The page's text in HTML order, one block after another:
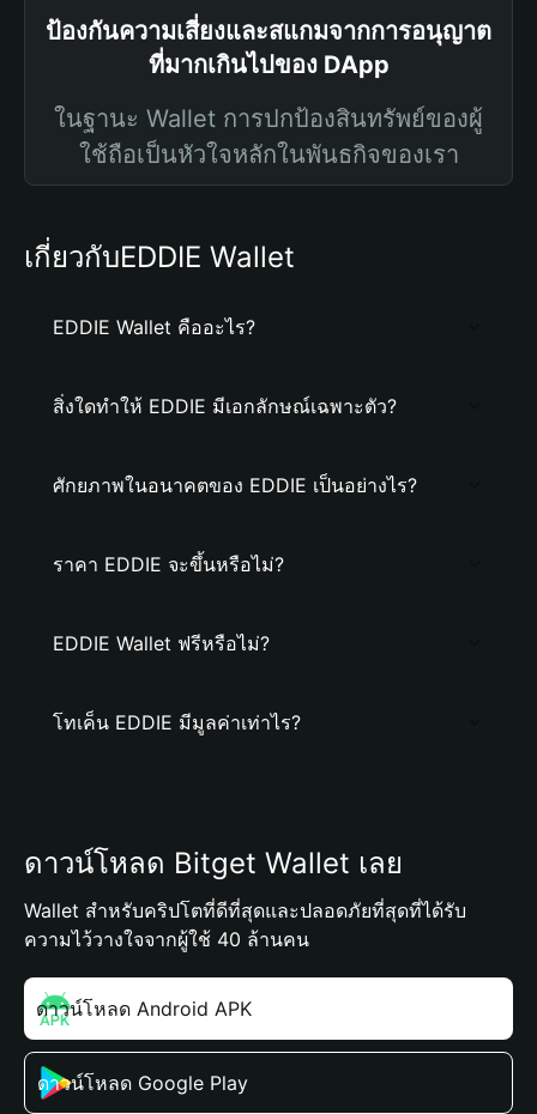
ป้องกันความเสี่ยงและสแกมจากการอนุญาต
ที่มากเกินไปของ DApp
ในฐานะ Wallet การปกป้องสินทรัพย์ของผู้
ใช้ถือเป็นหัวใจหลักในพันธกิจของเรา
เกี่ยวกับEDDIE Wallet
EDDIE Wallet คืออะไร?
สิ่งใดทำให้ EDDIE มีเอกลักษณ์เฉพาะตัว?
ศักยภาพในอนาคตของ EDDIE เป็นอย่างไร?
ราคา EDDIE จะขึ้นหรือไม่?
EDDIE Wallet ฟรีหรือไม่?
โทเค็น EDDIE มีมูลค่าเท่าไร?
ดาวน์โหลด Bitget Wallet เลย
Wallet สำหรับคริปโตที่ดีที่สุดและปลอดภัยที่สุดที่ได้รับ
ความไว้วางใจจากผู้ใช้ 40 ล้านคน
ดาวน์โหลด Android APK
ดาวน์โหลด Google Play